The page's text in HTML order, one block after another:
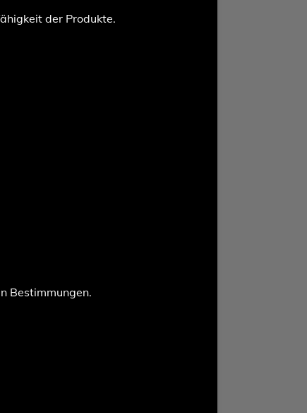
der Produkte.
Bestimmungen.